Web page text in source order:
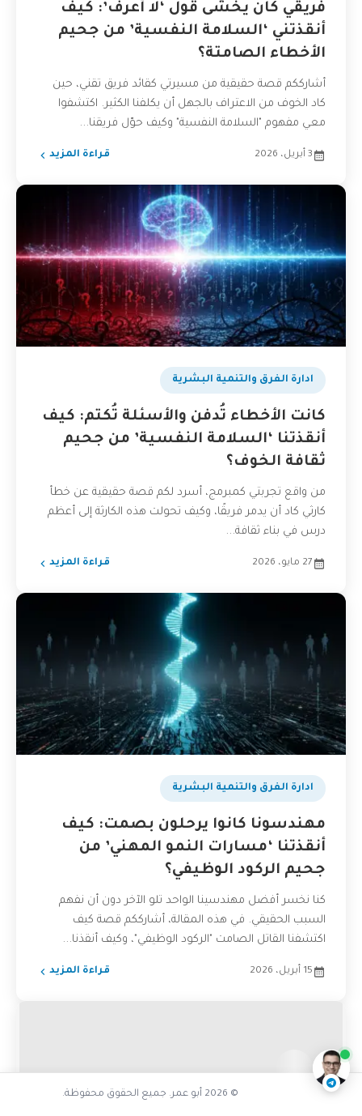
فريقي كان يخشى قول ‘لا أعرف’: كيف
أنقذتني ‘السلامة النفسية’ من جحيم
الأخطاء الصامتة؟
أشارككم قصة حقيقية من مسيرتي كقائد فريق تقني، حين
كاد الخوف من الاعتراف بالجهل أن يكلفنا الكثير. اكتشفوا
معي مفهوم "السلامة النفسية" وكيف حوّل فريقنا...
3 أبريل، 2026 قراءة المزيد
ادارة الفرق والتنمية البشرية
كانت الأخطاء تُدفن والأسئلة تُكتم: كيف
أنقذتنا ‘السلامة النفسية’ من جحيم
ثقافة الخوف؟
من واقع تجربتي كمبرمج، أسرد لكم قصة حقيقية عن خطأ
كارثي كاد أن يدمر فريقًا، وكيف تحولت هذه الكارثة إلى أعظم
درس في بناء ثقافة...
27 مايو، 2026 قراءة المزيد
ادارة الفرق والتنمية البشرية
مهندسونا كانوا يرحلون بصمت: كيف
أنقذتنا ‘مسارات النمو المهني’ من
جحيم الركود الوظيفي؟
كنا نخسر أفضل مهندسينا الواحد تلو الآخر دون أن نفهم
السبب الحقيقي. في هذه المقالة، أشارككم قصة كيف
اكتشفنا القاتل الصامت "الركود الوظيفي"، وكيف أنقذنا...
15 أبريل، 2026 قراءة المزيد
© 2026 أبو عمر. جميع الحقوق محفوظة.